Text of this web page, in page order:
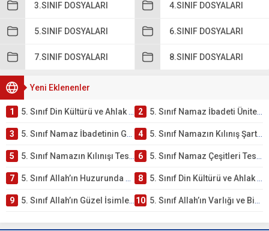
3.SINIF DOSYALARI 4.SINIF DOSYALARI
5.SINIF DOSYALARI 6.SINIF DOSYALARI
7.SINIF DOSYALARI 8.SINIF DOSYALARI
Yeni Eklenenler
1 5. Sınıf Din Kültürü ve Ahlak Bilgisi 2. Ünite: Namaz İbadeti Çalışmaları 2 5. Sınıf Namaz İbadeti Ünite Testi – Online Çöz
3 5. Sınıf Namaz İbadetinin Getirdiği Faydalar Testi 4 5. Sınıf Namazın Kılınış Şartları Testi
5 5. Sınıf Namazın Kılınışı Testi – Online Çöz 6 5. Sınıf Namaz Çeşitleri Testi – Online Çöz
7 5. Sınıf Allah’ın Huzurunda Olmak – Namaz İbadeti Testi 8 5. Sınıf Din Kültürü ve Ahlak Bilgisi 1. Ünite: Allah İnancı Çalışmaları
9 5. Sınıf Allah’ın Güzel İsimleri Testi – Online Çöz 10 5. Sınıf Allah’ın Varlığı ve Birliği Testi – Online Çöz